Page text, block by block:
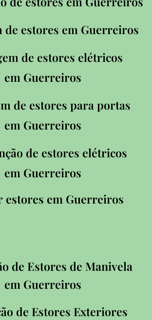
de estores em Guerreiros
de estores elétricos
em Guerreiros
de estores para portas
em Guerreiros
de estores elétricos
em Guerreiros
estores em Guerreiros
de Estores de Manivela
em Guerreiros
de Estores Exteriores